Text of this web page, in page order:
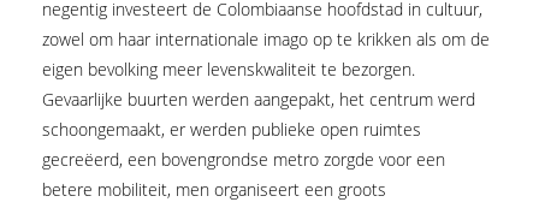
negentig investeert de Colombiaanse hoofdstad in cultuur,
zowel om haar internationale imago op te krikken als om de
eigen bevolking meer levenskwaliteit te bezorgen.
Gevaarlijke buurten werden aangepakt, het centrum werd
schoongemaakt, er werden publieke open ruimtes
gecreëerd, een bovengrondse metro zorgde voor een
betere mobiliteit, men organiseert een groots